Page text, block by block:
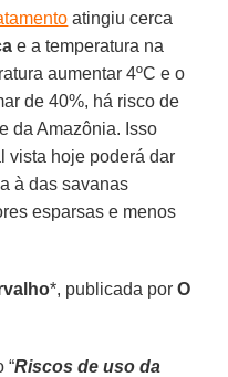
atingiu cerca
e a temperatura na
aumentar 4ºC e o
de 40%, há risco de
da Amazônia. Isso
vista hoje poderá dar
à das savanas
esparsas e menos
*, publicada porO
“Riscos de uso da